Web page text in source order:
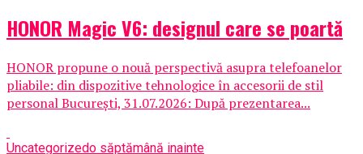
HONOR Magic V6: designul care se poartă
HONOR propune o nouă perspectivă asupra telefoanelor
pliabile: din dispozitive tehnologice în accesorii de stil
personal București, 31.07.2026: După prezentarea...
Uncategorizedo săptămână inainte